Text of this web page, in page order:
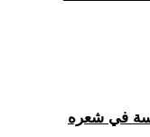
في شعره